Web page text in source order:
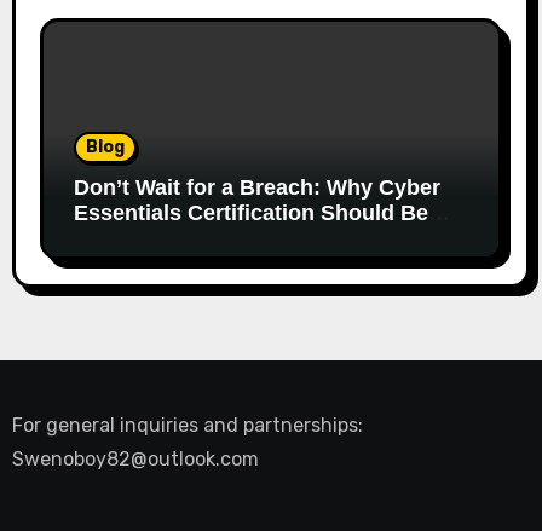
Blog
Don’t Wait for a Breach: Why Cyber
Essentials Certification Should Be
For general inquiries and partnerships:
Swenoboy82@outlook.com